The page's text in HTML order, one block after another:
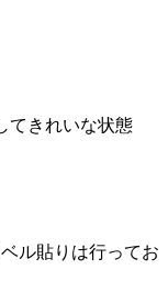
てきれいな状態
ル貼りは行ってお